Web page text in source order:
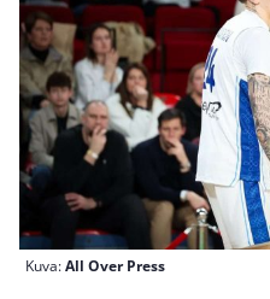
Kuva:All Over Press